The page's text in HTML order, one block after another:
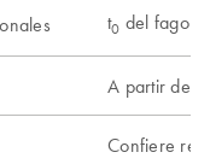
t0 del fago
A partir de
Confiere